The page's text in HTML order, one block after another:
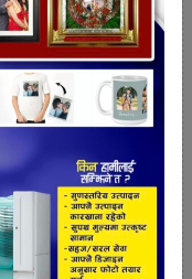
।
विभाजन भएसँगै सो
फिर्ता लिएपछि
७ गते कांग्रेसलगायत
विश्वासको
एक सय ५७